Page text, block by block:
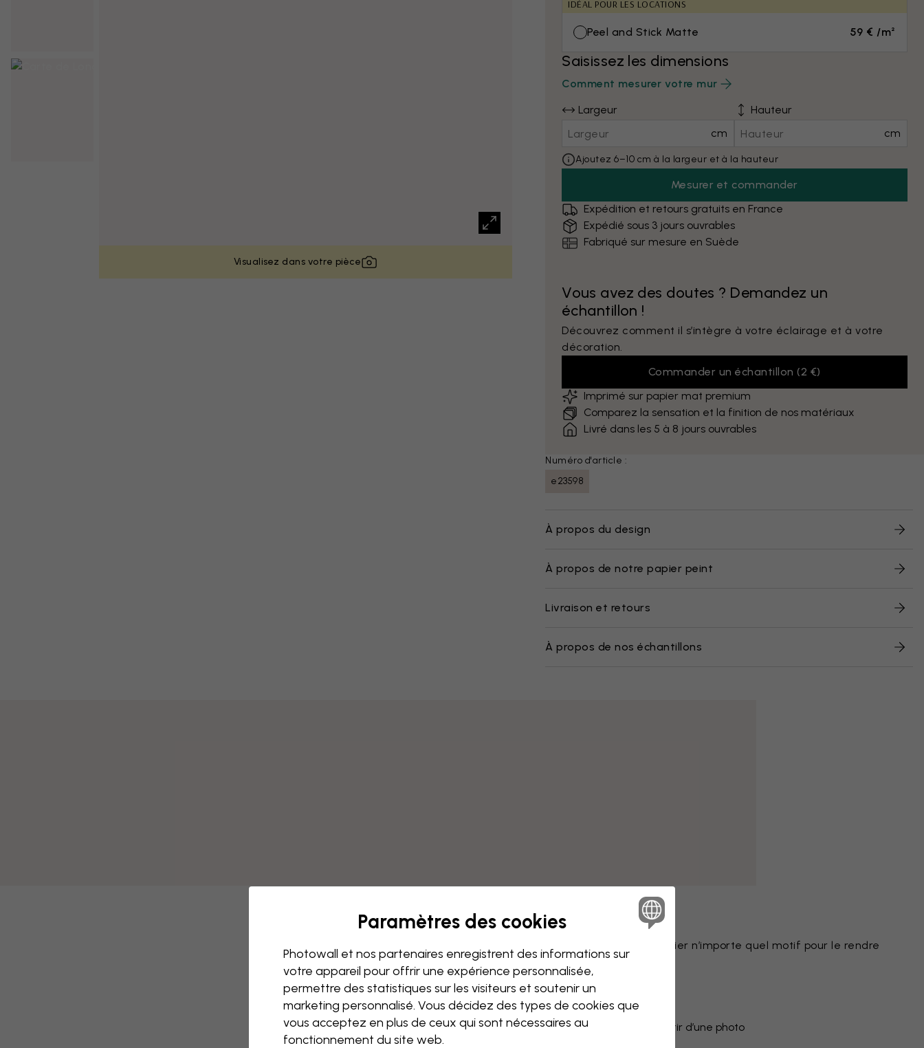
Visualisez dans votre pièce
IDÉAL POUR LES LOCATIONS
Peel and Stick Matte 59 € /m²
Saisissez les dimensions
Comment mesurer votre mur
Largeur
cm
Hauteur
cm
Ajoutez 6–10 cm à la largeur et à la hauteur
Mesurer et commander
Expédition et retours gratuits en France
Expédié sous 3 jours ouvrables
Fabriqué sur mesure en Suède
Vous avez des doutes ? Demandez un
échantillon !
Découvrez comment il s’intègre à votre éclairage et à votre
décoration.
Commander un échantillon (2 €)
Imprimé sur papier mat premium
Comparez la sensation et la finition de nos matériaux
Livré dans les 5 à 8 jours ouvrables
Numéro d'article :
e23598
À propos du design
À propos de notre papier peint
Livraison et retours
À propos de nos échantillons
Modifiez votre papier peint
Notre équipe de conception peut modifier n’importe quel motif pour le rendre
unique.
Modifiez la taille ou les couleurs
Ajoutez ou supprimez un objet
Personnalisez un détail
Créez votre propre papier peint à partir d’une photo
Paramètres des cookies
Photowall et nos partenaires enregistrent des informations sur
votre appareil pour offrir une expérience personnalisée,
permettre des statistiques sur les visiteurs et soutenir un
marketing personnalisé. Vous décidez des types de cookies que
vous acceptez en plus de ceux qui sont nécessaires au
fonctionnement du site web.